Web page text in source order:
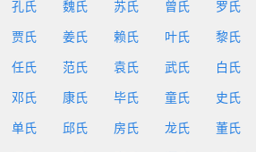
孔氏 魏氏 苏氏 曾氏 罗氏
贾氏 姜氏 赖氏 叶氏 黎氏
任氏 范氏 袁氏 武氏 白氏
邓氏 康氏 毕氏 童氏 史氏
单氏 邱氏 房氏 龙氏 董氏